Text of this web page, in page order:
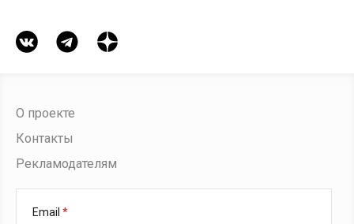
О проекте
Контакты
Рекламодателям
Email